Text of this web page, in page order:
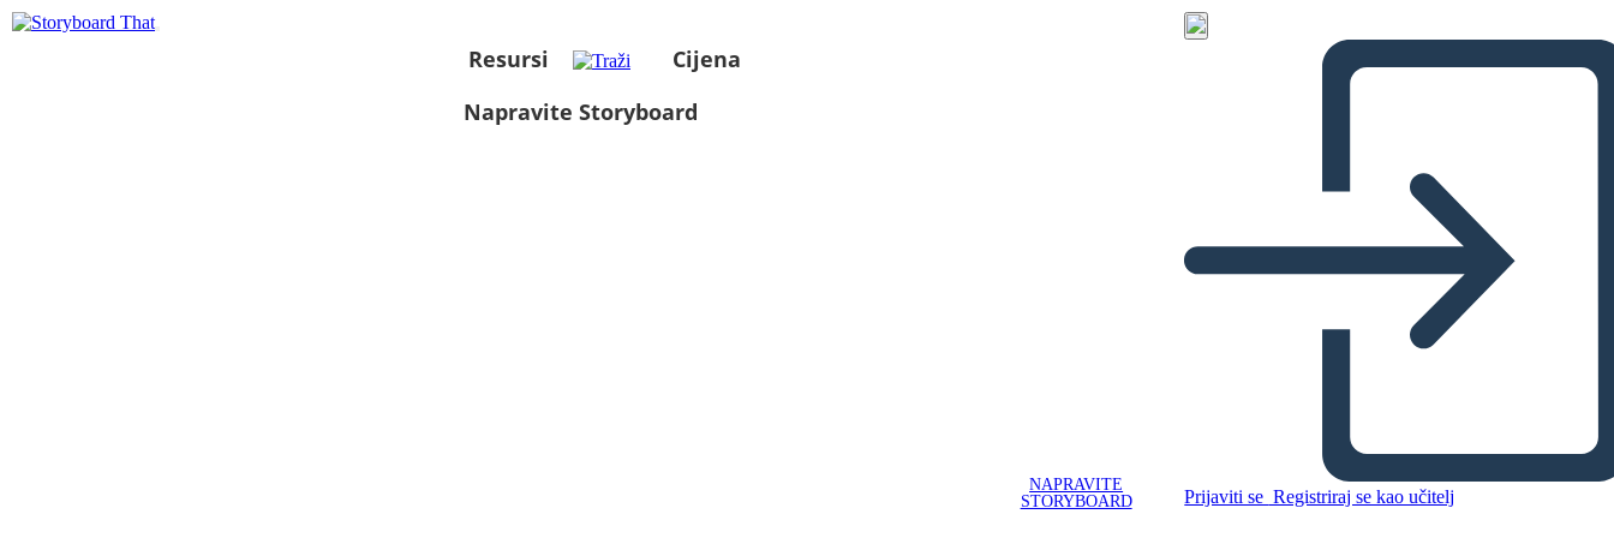
Resursi
Cijena
Napravite Storyboard
NAPRAVITE
STORYBOARD
Prijaviti se Registriraj se kao učitelj